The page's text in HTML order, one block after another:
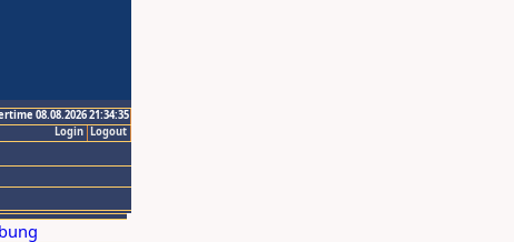
08.08.2026 21:34:35
Logout
Login